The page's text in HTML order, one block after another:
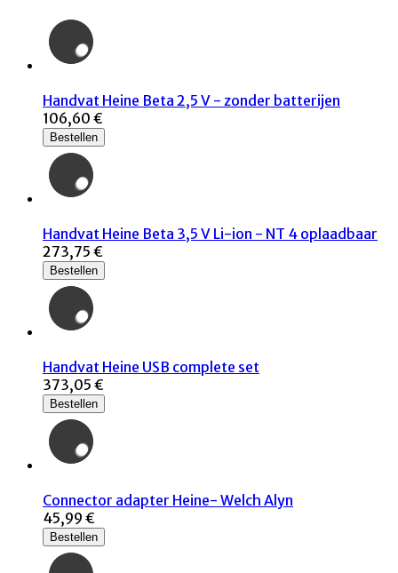
Handvat Heine Beta 2,5 V - zonder batterijen
106,60 €
Bestellen
Handvat Heine Beta 3,5 V Li-ion - NT 4 oplaadbaar
273,75 €
Bestellen
Handvat Heine USB complete set
373,05 €
Bestellen
Connector adapter Heine- Welch Alyn
45,99 €
Bestellen